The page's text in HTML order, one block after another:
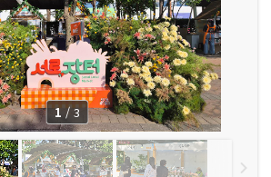
1 / 3